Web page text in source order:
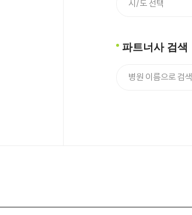
파트너사 검색